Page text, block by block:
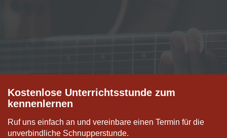
Kostenlose Unterrichtsstunde zum
kennenlernen
Ruf uns einfach an und vereinbare einen Termin für die
unverbindliche Schnupperstunde.